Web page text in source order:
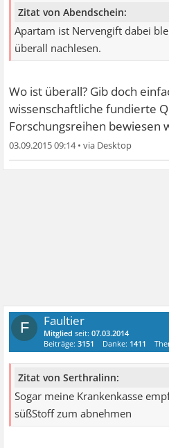
Zitat von Abendschein:
Apartam ist Nervengift dabei
überall nachlesen.
Wo ist überall? Gib doch
wissenschaftliche fundierte
Forschungsreihen bewiesen
03.09.2015 09:14•
F Faultier
Mitglied seit:07.03.2014
Beiträge:3151 Danke: 1411
Zitat von Serthralinn:
Sogar meine Krankenkasse
süßStoff zum abnehmen